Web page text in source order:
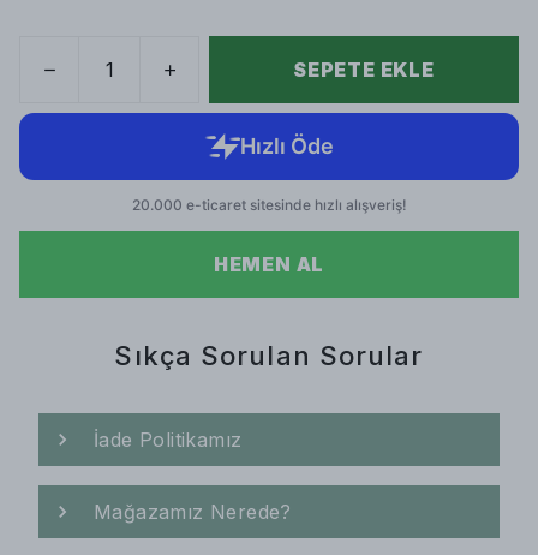
SEPETE EKLE
HEMEN AL
Sıkça Sorulan Sorular
İade Politikamız
Mağazamız Nerede?